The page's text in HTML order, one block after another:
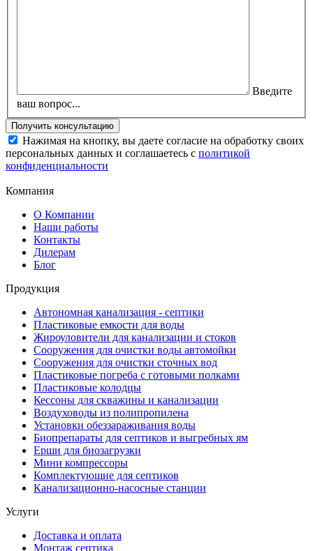
Введите
ваш вопрос...
Нажимая на кнопку, вы даете согласие на обработку своих
персональных данных и соглашаетесь с политикой
конфиденциальности
Компания
О Компании
Наши работы
Контакты
Дилерам
Блог
Продукция
Автономная канализация - септики
Пластиковые емкости для воды
Жироуловители для канализации и стоков
Сооружения для очистки воды автомойки
Сооружения для очистки сточных вод
Пластиковые погреба с готовыми полками
Пластиковые колодцы
Кессоны для скважины и канализации
Воздуховоды из полипропилена
Установки обеззараживания воды
Биопрепараты для септиков и выгребных ям
Ерши для биозагрузки
Мини компрессоры
Комплектующие для септиков
Канализационно-насосные станции
Услуги
Доставка и оплата
Монтаж септика